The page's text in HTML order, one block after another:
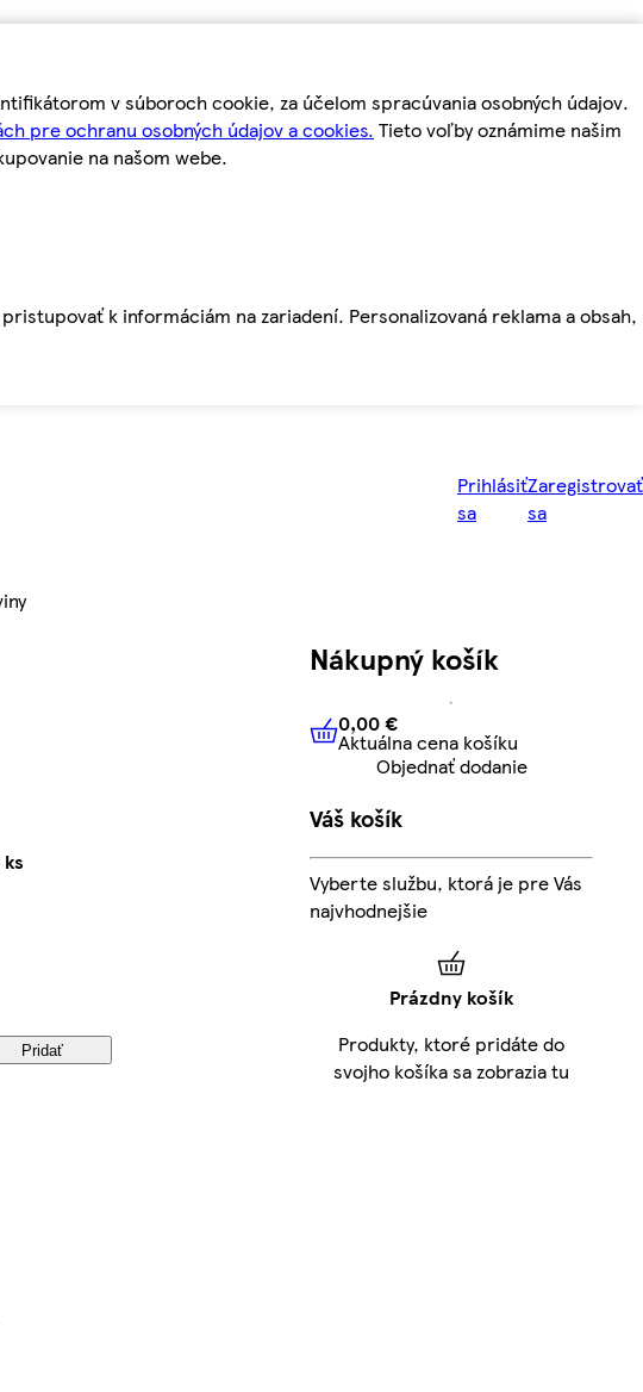
v súboroch cookie, za účelom spracúvania osobných údajov.
pre ochranu osobných údajov a cookies. Tieto voľby oznámime našim
na našom webe.
k informáciám na zariadení. Personalizovaná reklama a obsah,
Prihlásiť
sa
Zaregistrovať
sa
Pridať
Nákupný košík
0,00 € Aktuálna cena košíku
0,00 €
Aktuálna cena košíku
Objednať dodanie
Váš košík
Vyberte službu, ktorá je pre Vás
najvhodnejšie
Prázdny košík
Produkty, ktoré pridáte do
svojho košíka sa zobrazia tu